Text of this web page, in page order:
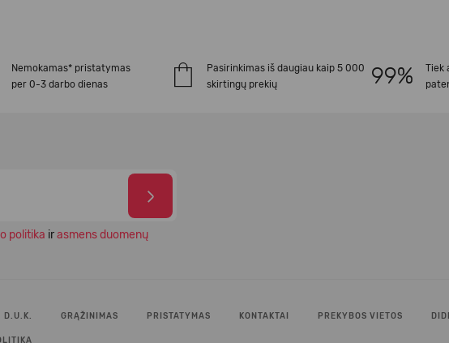
Nemokamas* pristatymas
per 0-3 darbo dienas
Pasirinkimas iš daugiau kaip 5 000
skirtingų prekių
Tiek
politika irasmens duomenų
D.U.K. GRĄŽINIMAS PRISTATYMAS KONTAKTAI PREKYBOS VIETOS